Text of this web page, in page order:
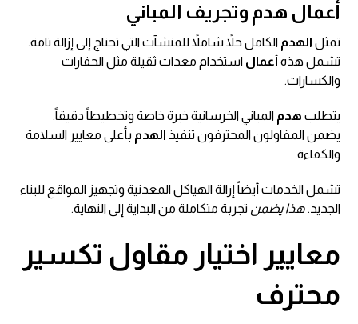
أعمال هدم وتجريف المباني
تمثل الهدم الكامل حلاً شاملاً للمنشآت التي تحتاج إلى إزالة تامة.
تشمل هذه أعمال استخدام معدات ثقيلة مثل الحفارات
والكسارات.
يتطلب هدم المباني الخرسانية خبرة خاصة وتخطيطاً دقيقاً.
يضمن المقاولون المحترفون تنفيذ الهدم بأعلى معايير السلامة
والكفاءة.
تشمل الخدمات أيضاً إزالة الهياكل المعدنية وتجهيز المواقع للبناء
الجديد.هذا يضمن تجربة متكاملة من البداية إلى النهاية.
معايير اختيار مقاول تكسير
محترف